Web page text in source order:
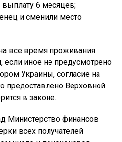
выплату 6 месяцев;
и сменили место
все время проживания
если иное не предусмотрено
Украины, согласие на
предоставлено Верховной
в законе.
Министерство финансов
всех получателей